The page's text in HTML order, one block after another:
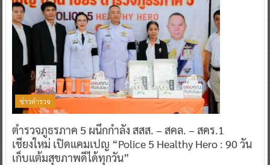
ข่าวตำรวจ
ตำรวจภูธรภาค 5 ผนึกกำลัง สสส. – สคล. – สคร.1
เชียงใหม่ เปิดแคมเปญ “Police 5 Healthy Hero : 90 วัน
เก็บแต้มสุขภาพดีได้ทุกวัน”